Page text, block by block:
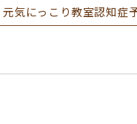
元気にっこり教室認知症